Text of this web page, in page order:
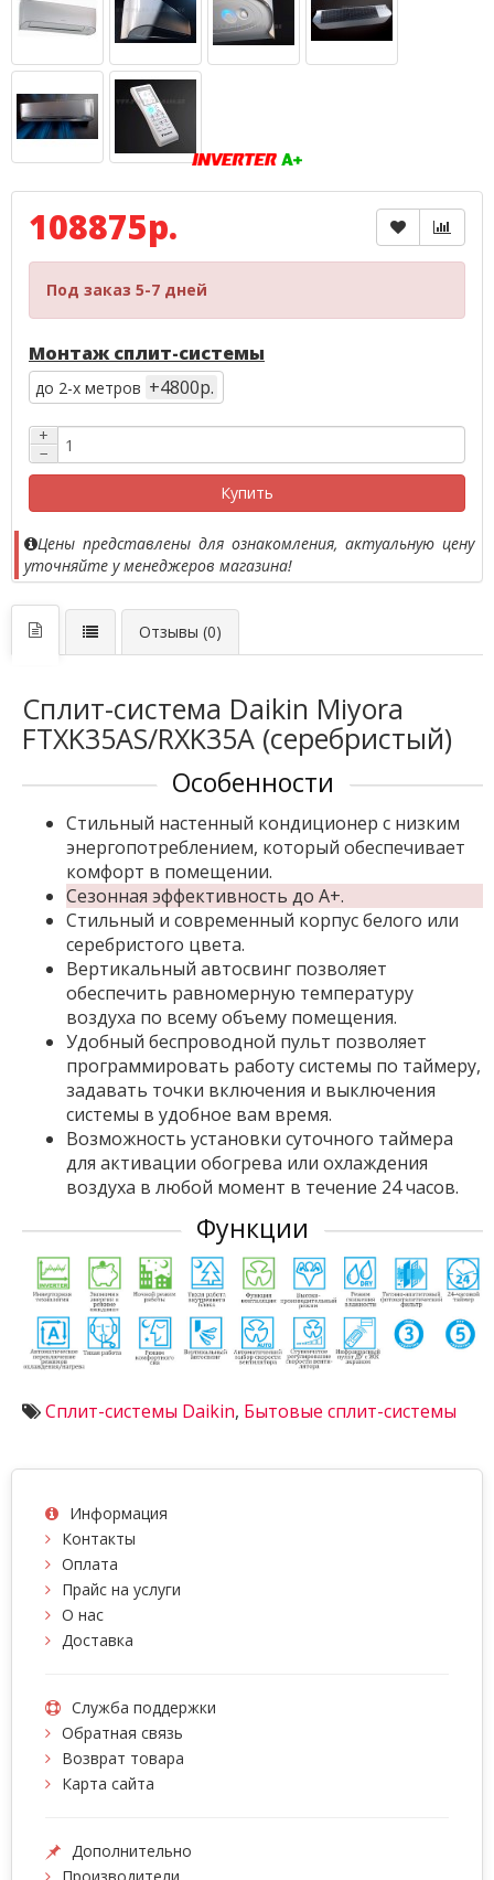
108875р.
Под заказ 5-7 дней
Монтаж сплит-системы
до 2-х метров +4800р.
+
−
Купить
Цены представлены для ознакомления, актуальную цену
уточняйте у менеджеров магазина!
Отзывы (0)
Сплит-система Daikin Miyora
FTXK35AS/RXK35A (серебристый)
Особенности
Стильный настенный кондиционер с низким
энергопотреблением, который обеспечивает
комфорт в помещении.
Сезонная эффективность до A+.
Стильный и современный корпус белого или
серебристого цвета.
Вертикальный автосвинг позволяет
обеспечить равномерную температуру
воздуха по всему объему помещения.
Удобный беспроводной пульт позволяет
программировать работу системы по таймеру,
задавать точки включения и выключения
системы в удобное вам время.
Возможность установки суточного таймера
для активации обогрева или охлаждения
воздуха в любой момент в течение 24 часов.
Функции
Сплит-системы Daikin, Бытовые сплит-системы
Информация
Контакты
Оплата
Прайс на услуги
О нас
Доставка
Служба поддержки
Обратная связь
Возврат товара
Карта сайта
Дополнительно
Производители